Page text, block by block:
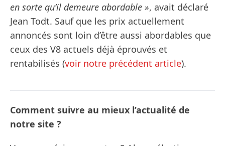
en sorte qu’il demeure abordable », avait déclaré
Jean Todt. Sauf que les prix actuellement
annoncés sont loin d’être aussi abordables que
ceux des V8 actuels déjà éprouvés et
rentabilisés (voir notre précédent article).
Comment suivre au mieux l’actualité de
notre site ?